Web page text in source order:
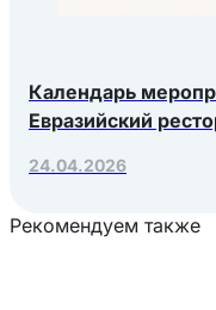
Календарь
Евразийский
24.04.2026
Рекомендуем также
Загрузка товаров